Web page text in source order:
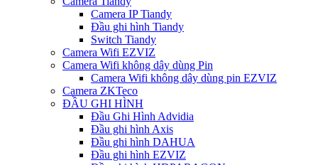
Camera IP Tiandy
Đầu ghi hình Tiandy
Switch Tiandy
Camera Wifi EZVIZ
Camera Wifi không dây dùng Pin
Camera Wifi không dây dùng pin EZVIZ
Camera ZKTeco
ĐẦU GHI HÌNH
Đầu Ghi Hình Advidia
Đầu ghi hình Axis
Đầu ghi hình DAHUA
Đầu ghi hình EZVIZ